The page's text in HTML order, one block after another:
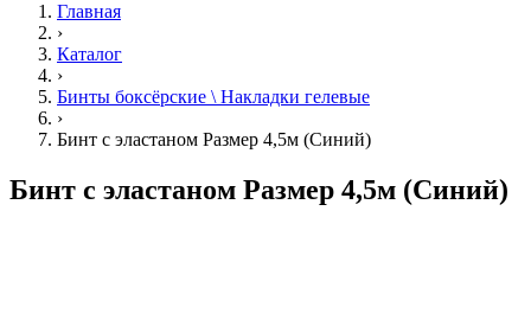
Главная
›
Каталог
›
Бинты боксёрские \ Накладки гелевые
›
Бинт с эластаном Размер 4,5м (Синий)
Бинт с эластаном Размер 4,5м (Синий)